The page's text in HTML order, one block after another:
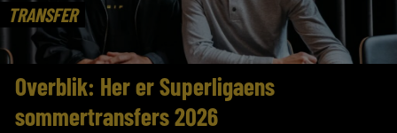
TRANSFER
Overblik: Her er Superligaens
sommertransfers 2026